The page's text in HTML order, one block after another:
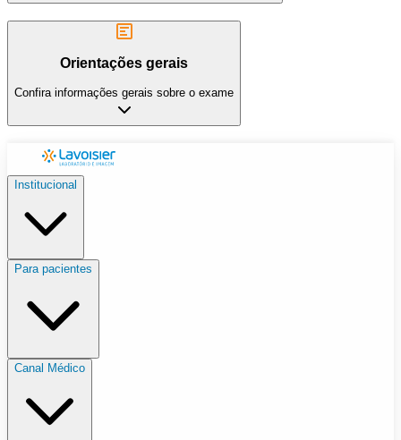
Orientações gerais
Confira informações gerais sobre o exame
Institucional
Para pacientes
Canal Médico